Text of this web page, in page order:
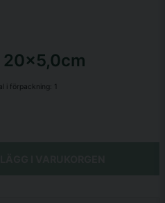
20x5,0cm
i förpackning: 1